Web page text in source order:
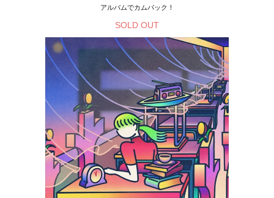
アルバムでカムバック！
SOLD OUT